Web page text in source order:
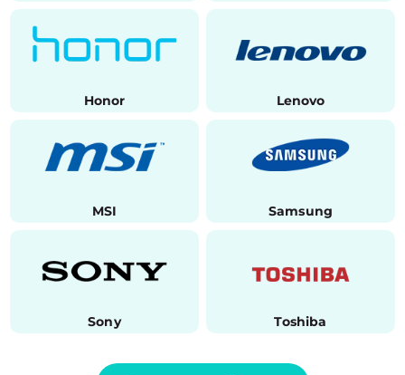
Honor Lenovo
MSI Samsung
Sony Toshiba